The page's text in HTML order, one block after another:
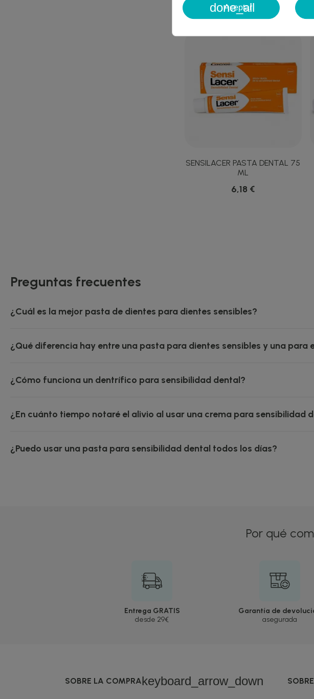
SENSILACER PASTA DENTAL 75
ML
6,18 €
Preguntas frecuentes
¿Cuál es la mejor pasta de dientes para dientes sensibles?
¿Qué diferencia hay entre una pasta para dientes sensibles y una para
¿Cómo funciona un dentrífico para sensibilidad dental?
¿En cuánto tiempo notaré el alivio al usar una crema para sensibilidad
¿Puedo usar una pasta para sensibilidad dental todos los días?
Por qué
Entrega GRATIS
desde 29€
Garantía de
asegurada
SOBRE LA COMPRAkeyboard_arrow_down
done_all
Aceptar